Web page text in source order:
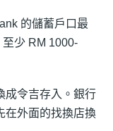
的儲蓄戶口最
少 RM 1000-
成令吉存入。銀行
在外面的找換店換